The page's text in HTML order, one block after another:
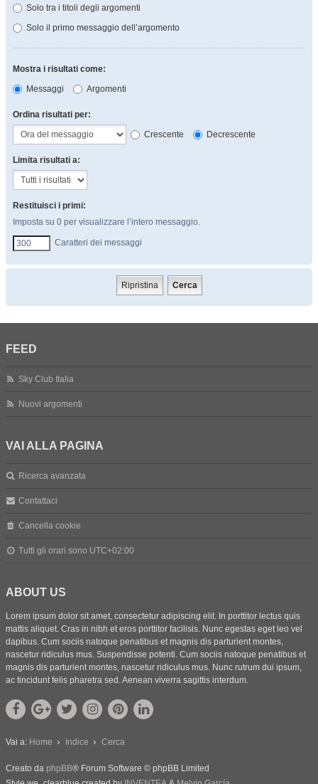
Solo tra i titoli degli argomenti
Solo il primo messaggio dell’argomento
Mostra i risultati come:
Messaggi
Argomenti
Ordina risultati per:
Crescente
Decrescente
Limita risultati a:
Restituisci i primi:
Imposta su 0 per visualizzare l’intero messaggio.
Caratteri dei messaggi
FEED
Sky Club Italia
Nuovi argomenti
VAI ALLA PAGINA
Ricerca avanzata
Contattaci
Cancella cookie
Tutti gli orari sono UTC+02:00
ABOUT US
Lorem ipsum dolor sit amet, consectetur adipiscing elit. In porttitor lectus quis
mattis aliquet. Cras in nibh et eros porttitor facilisis. Nunc egestas eget leo vel
dapibus. Cum sociis natoque penatibus et magnis dis parturient montes,
nascetur ridiculus mus. Suspendisse potenti. Cum sociis natoque penatibus et
magnis dis parturient montes, nascetur ridiculus mus. Nunc rutrum dui ipsum,
ac tincidunt felis pharetra sed. Aenean viverra sagittis interdum.
Vai a: Home Indice Cerca
Creato da phpBB® Forum Software © phpBB Limited